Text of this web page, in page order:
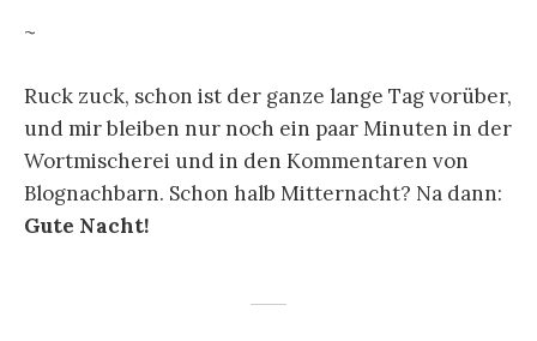
~
Ruck zuck, schon ist der ganze lange Tag vorüber,
und mir bleiben nur noch ein paar Minuten in der
Wortmischerei und in den Kommentaren von
Blognachbarn. Schon halb Mitternacht? Na dann:
Gute Nacht!